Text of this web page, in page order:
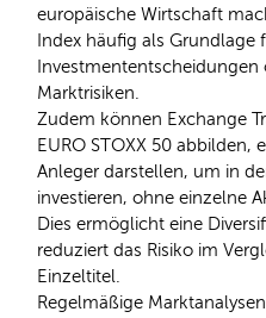
europäische Wirtschaft
Index häufig als Grundlage
Marktrisiken.
Zudem können Exchange
EURO STOXX 50
Anleger darstellen, um in
investieren, ohne einzelne
Dies ermöglicht eine
reduziert das Risiko im
Einzeltitel.
Regelmäßige